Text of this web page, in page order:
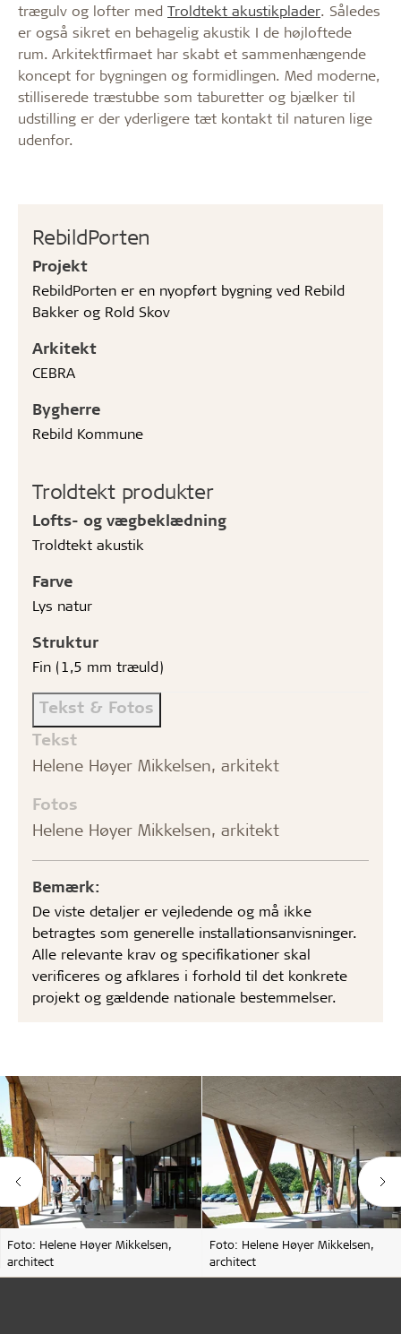
RebildPorten
Projekt
RebildPorten er en nyopført bygning ved Rebild
Bakker og Rold Skov
Arkitekt
CEBRA
Bygherre
Rebild Kommune
Troldtekt produkter
Lofts- og vægbeklædning
Troldtekt akustik
Farve
Lys natur
Struktur
Fin (1,5 mm træuld)
Tekst & Fotos
Tekst
Helene Høyer Mikkelsen, arkitekt
Fotos
Helene Høyer Mikkelsen, arkitekt
Bemærk:
De viste detaljer er vejledende og må ikke
betragtes som generelle installationsanvisninger.
Alle relevante krav og specifikationer skal
verificeres og afklares i forhold til det konkrete
projekt og gældende nationale bestemmelser.
trægulv og lofter med Troldtekt akustikplader. Således
er også sikret en behagelig akustik I de højloftede
rum. Arkitektfirmaet har skabt et sammenhængende
koncept for bygningen og formidlingen. Med moderne,
stilliserede træstubbe som taburetter og bjælker til
udstilling er der yderligere tæt kontakt til naturen lige
udenfor.
Foto: Helene Høyer Mikkelsen,
architect
Foto: Helene Høyer Mikkelsen,
architect